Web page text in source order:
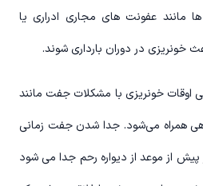
مانند عفونت های مجاری ادراری یا
خونریزی در دوران بارداری شوند.
اوقات خونریزی با مشکلات جفت مانند
همراه می‌شود. جدا شدن جفت زمانی
از موعد از دیواره رحم جدا می شود